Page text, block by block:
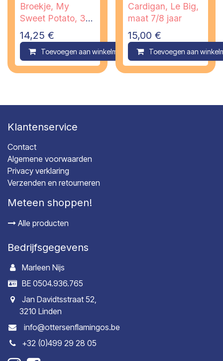
Broekje, My
Sweet Potato, 3/6
maanden
14,25 €
Toevoegen aan winkelmandje Compare
Cardigan, Le Big,
maat 7/8 jaar
15,00 €
Toevoegen aan
Klantenservice
Contact
Algemene voorwaarden
Privacy verklaring
Verzenden en retourneren
Meteen shoppen!
Alle producten
Bedrijfsgegevens
Marleen Nijs
BE 0504.936.765
Jan Davidtsstraat 52,
3210 Linden
info@ottersenflamingos.be
+32 (0)499 29 28 05